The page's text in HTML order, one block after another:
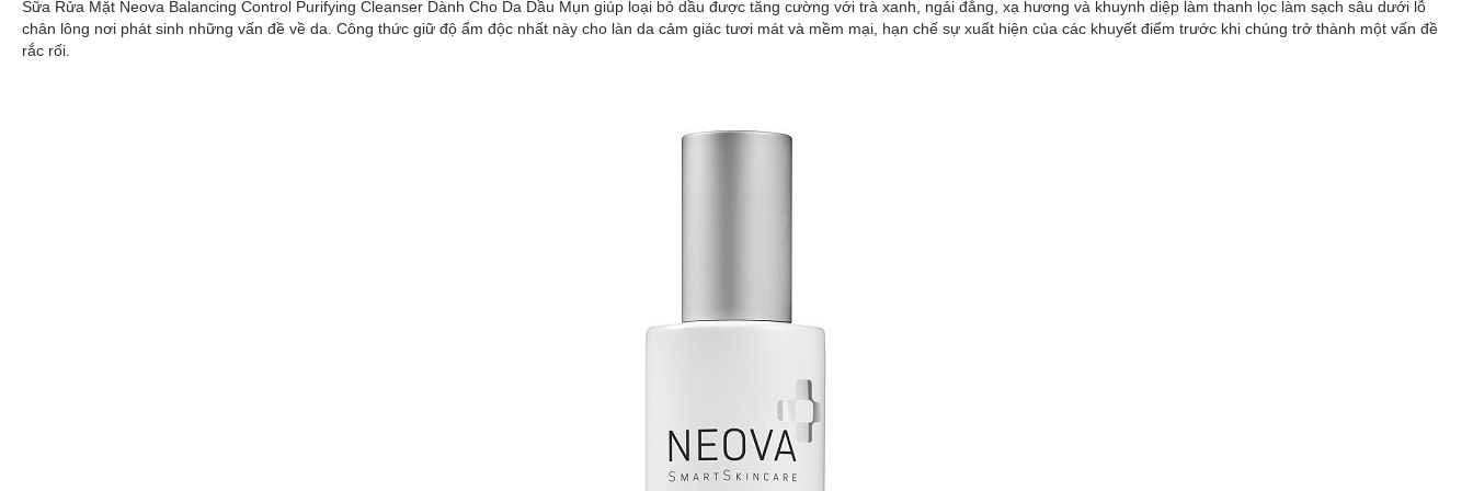
Sữa Rửa Mặt Neova Balancing Control Purifying Cleanser Dành Cho Da Dầu Mụn giúp loại bỏ dầu được tăng cường với trà xanh, ngải đắng, xạ hương và khuynh diệp làm thanh lọc làm sạch sâu dưới lỗ
chân lông nơi phát sinh những vấn đề về da. Công thức giữ độ ẩm độc nhất này cho làn da cảm giác tươi mát và mềm mại, hạn chế sự xuất hiện của các khuyết điểm trước khi chúng trở thành một vấn đề
rắc rối.